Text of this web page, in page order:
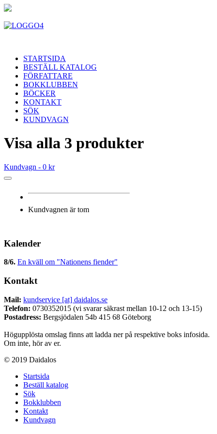
STARTSIDA
BESTÄLL KATALOG
FÖRFATTARE
BOKKLUBBEN
BÖCKER
KONTAKT
SÖK
KUNDVAGN
Visa alla 3 produkter
Kundvagn - 0 kr
Kundvagnen är tom
Kalender
8/6. En kväll om "Nationens fiender"
Kontakt
Mail: kundservice [at] daidalos.se
Telefon: 0730352015 (vi svarar säkrast mellan 10-12 och 13-15)
Postadress: Bergsjödalen 54b 415 68 Göteborg
Högupplösta omslag finns att ladda ner på respektive boks infosida.
Om inte, hör av er.
© 2019 Daidalos
Startsida
Beställ katalog
Sök
Bokklubben
Kontakt
Kundvagn